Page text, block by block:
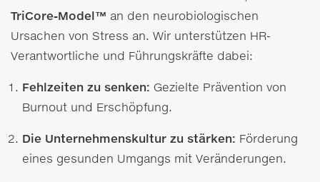
TriCore-Model™ an den neurobiologischen
Ursachen von Stress an. Wir unterstützen HR-
Verantwortliche und Führungskräfte dabei:
Fehlzeiten zu senken: Gezielte Prävention von
Burnout und Erschöpfung.
Die Unternehmenskultur zu stärken: Förderung
eines gesunden Umgangs mit Veränderungen.